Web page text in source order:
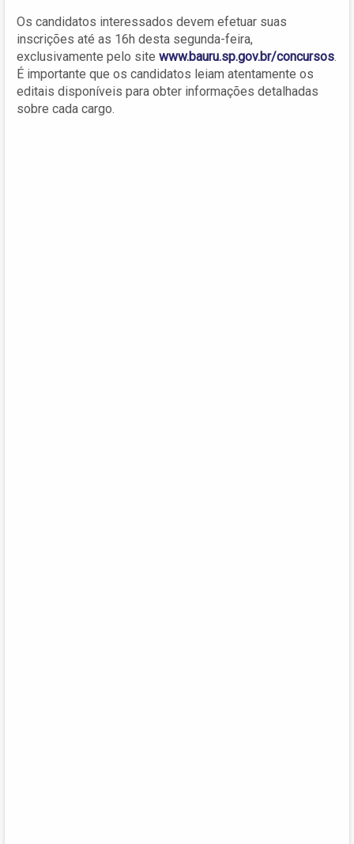
Os candidatos interessados devem efetuar suas
inscrições até as 16h desta segunda-feira,
exclusivamente pelo site www.bauru.sp.gov.br/concursos.
É importante que os candidatos leiam atentamente os
editais disponíveis para obter informações detalhadas
sobre cada cargo.